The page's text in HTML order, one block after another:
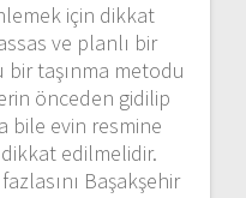
için dikkat
ve planlı bir
bir taşınma metodu
önceden gidilip
bile evin resmine
edilmelidir.
Başakşehir